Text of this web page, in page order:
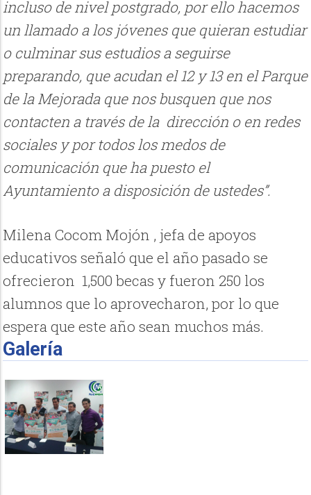
incluso de nivel postgrado, por ello hacemos
un llamado a los jóvenes que quieran estudiar
o culminar sus estudios a seguirse
preparando, que acudan el 12 y 13 en el Parque
de la Mejorada que nos busquen que nos
contacten a través de la dirección o en redes
sociales y por todos los medos de
comunicación que ha puesto el
Ayuntamiento a disposición de ustedes”.
Milena Cocom Mojón , jefa de apoyos
educativos señaló que el año pasado se
ofrecieron 1,500 becas y fueron 250 los
alumnos que lo aprovecharon, por lo que
espera que este año sean muchos más.
Galería